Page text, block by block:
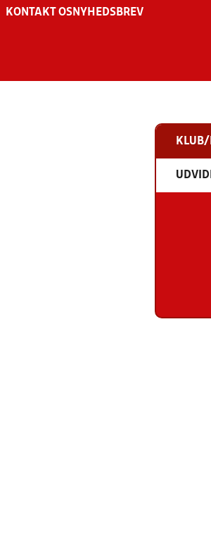
KONTAKT OS NYHEDSBREV
KLUB/